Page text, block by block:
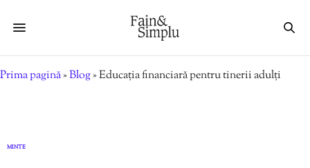
Prima pagină»Blog»Educația financiară pentru tinerii adulți
MINTE